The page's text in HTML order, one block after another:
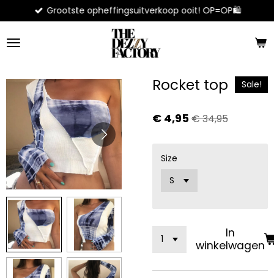
direct
naar
de
Grootste opheffingsuitverkoop ooit! OP=OP🛍️
Rocket top Sale!
€ 4,95 € 34,95
Size
In
winkelwagen